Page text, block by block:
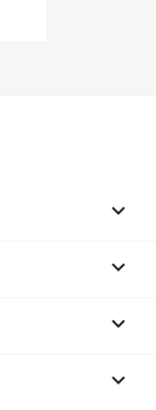



